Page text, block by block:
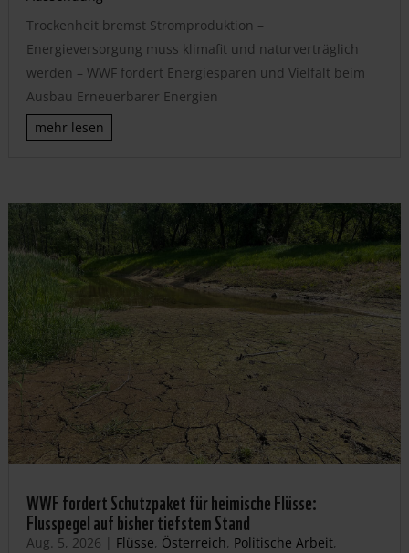
Trockenheit bremst Stromproduktion –
Energieversorgung muss klimafit und naturverträglich
werden – WWF fordert Energiesparen und Vielfalt beim
Ausbau Erneuerbarer Energien
mehr lesen
WWF fordert Schutzpaket für heimische Flüsse:
Flusspegel auf bisher tiefstem Stand
Aug. 5, 2026 | Flüsse, Österreich, Politische Arbeit,